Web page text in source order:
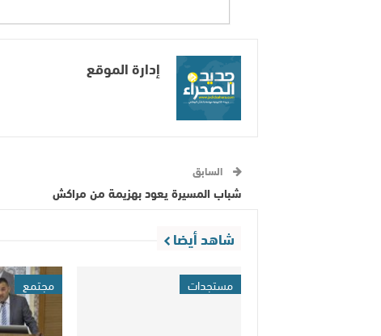
إدارة الموقع
السابق
شباب المسيرة يعود بهزيمة من مراكش
شاهد أيضا
مستجدات مجتمع